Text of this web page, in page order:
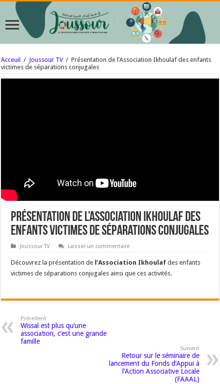
Acceuil / Joussour TV / Présentation de l’Association Ikhoulaf des enfants
victimes de séparations conjugales
Présentation de l’Association Ikhoulaf des
enfants victimes de séparations conjugales
Joussour TV Laisser un commentaire
Découvrez la présentation de l’Association Ikhoulaf des enfants
victimes de séparations conjugales ainsi que ces activités.
Précedent
Wissal est plus qu’une
association, c’est une grande
famille
Suivant
Retour sur le séminaire de
lancement du Fonds d’Appui à
l’Action Associative Locale
(FAAAL)